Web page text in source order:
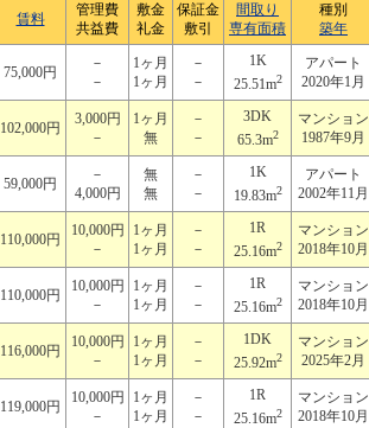
賃料
管理費
共益費
敷金
礼金
保証金
敷引
間取り
専有面積
種別
築年
75,000円
－
－
1ヶ月
1ヶ月
－
－
1K
25.51m2
アパート
2020年1月
102,000円
3,000円
－
1ヶ月
無
－
－
3DK
65.3m2
マンション
1987年9月
59,000円
－
4,000円
無
無
－
－
1K
19.83m2
アパート
2002年11月
110,000円
10,000円
－
1ヶ月
1ヶ月
－
－
1R
25.16m2
マンション
2018年10月
110,000円
10,000円
－
1ヶ月
1ヶ月
－
－
1R
25.16m2
マンション
2018年10月
116,000円
10,000円
－
1ヶ月
1ヶ月
－
－
1DK
25.92m2
マンション
2025年2月
119,000円
10,000円
－
1ヶ月
1ヶ月
－
－
1R
25.16m2
マンション
2018年10月